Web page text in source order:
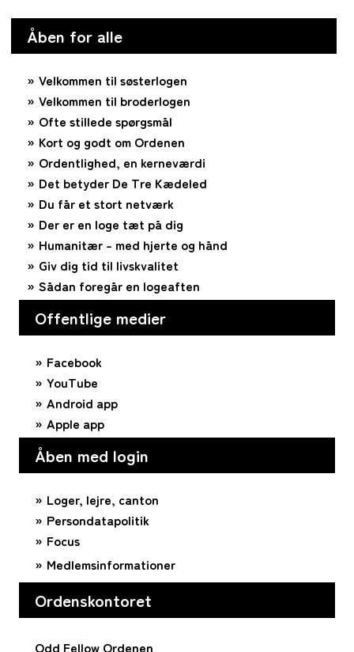
Åben for alle
Velkommen til søsterlogen
Velkommen til broderlogen
Ofte stillede spørgsmål
Kort og godt om Ordenen
Ordentlighed, en kerneværdi
Det betyder De Tre Kædeled
Du får et stort netværk
Der er en loge tæt på dig
Humanitær – med hjerte og hånd
Giv dig tid til livskvalitet
Sådan foregår en logeaften
Offentlige medier
Facebook
YouTube
Android app
Apple app
Åben med login
Loger, lejre, canton
Persondatapolitik
Focus
Medlemsinformationer
Ordenskontoret
Odd Fellow Ordenen